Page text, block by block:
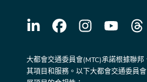
大都會交通委員會(MTC)承諾根據聯
其項目和服務。以下大都會交通委員